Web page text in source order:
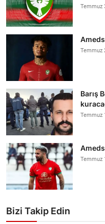
Temmuz
Temmuz
Barış
Temmuz
Temmuz
Bizi Takip Edin